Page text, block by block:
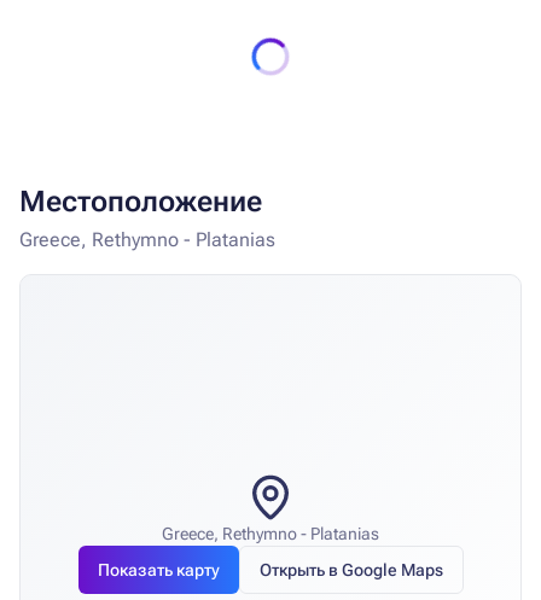
Местоположение
Greece, Rethymno - Platanias
Greece, Rethymno - Platanias
Показать карту
Открыть в Google Maps